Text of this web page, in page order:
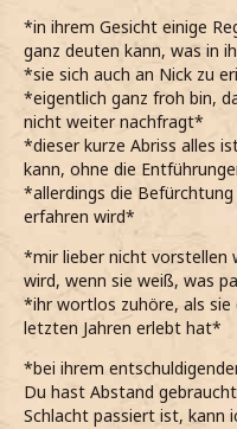
*in ihrem Gesicht einige
ganz deuten kann, was in
*sie sich auch an Nick zu
*eigentlich ganz froh bin,
nicht weiter nachfragt*
*dieser kurze Abriss alles
kann, ohne die
*allerdings die
erfahren wird*
*mir lieber nicht vorstellen
wird, wenn sie weiß, was
*ihr wortlos zuhöre, als sie
letzten Jahren erlebt hat*
*bei ihrem
Du hast Abstand
Schlacht passiert ist, kann